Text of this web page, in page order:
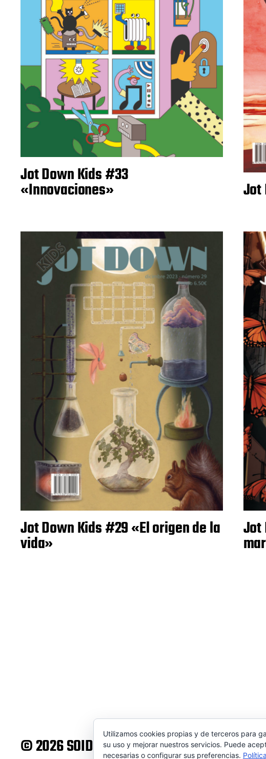
Jot Down Kids #33
«Innovaciones» Jot
Jot Down Kids #29 «El origen de la
vida»
Jot
© 2026 SOIDEM Tema deAnders Norén
Utilizamos cookies propias y de terceros para
su uso y mejorar nuestros servicios. Puede
necesarias o configurar sus preferencias.